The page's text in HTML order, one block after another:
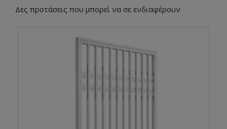
Δες προτάσεις που μπορεί να σε ενδιαφέρουν